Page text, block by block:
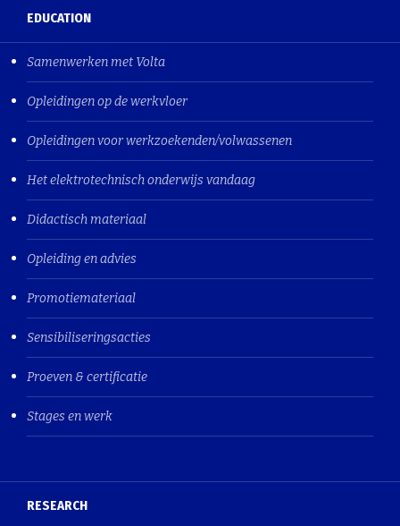
EDUCATION
Samenwerken met Volta
Opleidingen op de werkvloer
Opleidingen voor werkzoekenden/volwassenen
Het elektrotechnisch onderwijs vandaag
Didactisch materiaal
Opleiding en advies
Promotiemateriaal
Sensibiliseringsacties
Proeven & certificatie
Stages en werk
RESEARCH